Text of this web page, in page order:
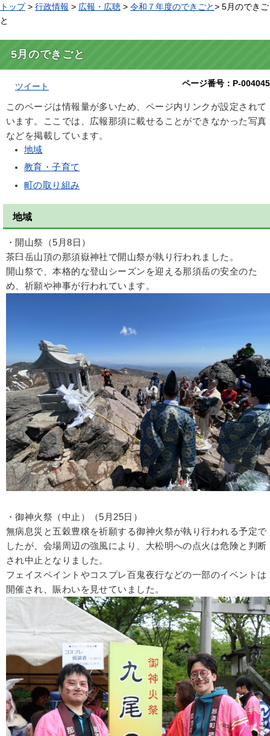
トップ> 行政情報 > 広報・広聴 > 令和７年度のできごと> 5月のできご
と
5月のできごと
ページ番号：P-004045
ツイート
このページは情報量が多いため、ページ内リンクが設定されて
います。ここでは、広報那須に載せることができなかった写真
などを掲載しています。
地域
教育・子育て
町の取り組み
地域
・開山祭（5月8日）
茶臼岳山頂の那須嶽神社で開山祭が執り行われました。
開山祭で、本格的な登山シーズンを迎える那須岳の安全のた
め、祈願や神事が行われています。
・御神火祭（中止）（5月25日）
無病息災と五穀豊穣を祈願する御神火祭が執り行われる予定で
したが、会場周辺の強風により、大松明への点火は危険と判断
され中止となりました。
フェイスペイントやコスプレ百鬼夜行などの一部のイベントは
開催され、賑わいを見せていました。